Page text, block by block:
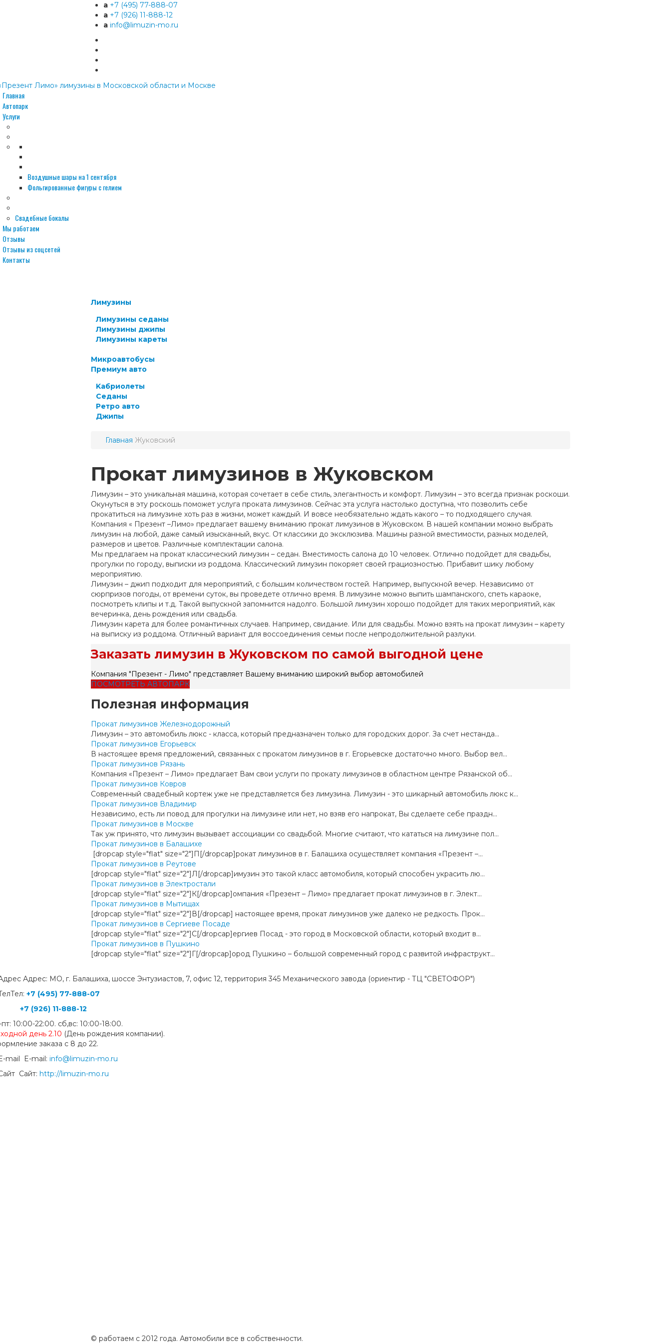
a +7 (495) 77-888-07
a +7 (926) 11-888-12
a info@limuzin-mo.ru
Главная
Автопарк
Услуги
Воздушные шары на 1 сентября
Фольгированные фигуры с гелием
Свадебные бокалы
Мы работаем
Отзывы
Отзывы из соцсетей
Контакты
Лимузины
Лимузины седаны
Лимузины джипы
Лимузины кареты
Микроавтобусы
Премиум авто
Kабриолеты
Cеданы
Ретро авто
Джипы
Главная Жуковский
Прокат лимузинов в Жуковском
Л имузин – это уникальная машина, которая сочетает в себе стиль, элегантность и комфорт. Лимузин – это всегда признак роскоши.
Окунуться в эту роскошь поможет услуга проката лимузинов. Сейчас эта услуга настолько доступна, что позволить себе
прокатиться на лимузине хоть раз в жизни, может каждый. И вовсе необязательно ждать какого – то подходящего случая.
Компания « Презент –Лимо» предлагает вашему вниманию прокат лимузинов в Жуковском. В нашей компании можно выбрать
лимузин на любой, даже самый изысканный, вкус. От классики до эксклюзива. Машины разной вместимости, разных моделей,
размеров и цветов. Различные комплектации салона.
Мы предлагаем на прокат классический лимузин – седан. Вместимость салона до 10 человек. Отлично подойдет для свадьбы,
прогулки по городу, выписки из роддома. Классический лимузин покоряет своей грациозностью. Прибавит шику любому
мероприятию.
Лимузин – джип подходит для мероприятий, с большим количеством гостей. Например, выпускной вечер. Независимо от
сюрпризов погоды, от времени суток, вы проведете отлично время. В лимузине можно выпить шампанского, спеть караоке,
посмотреть клипы и т.д. Такой выпускной запомнится надолго. Большой лимузин хорошо подойдет для таких мероприятий, как
вечеринка, день рождения или свадьба.
Лимузин карета для более романтичных случаев. Например, свидание. Или для свадьбы. Можно взять на прокат лимузин – карету
на выписку из роддома. Отличный вариант для воссоединения семьи после непродолжительной разлуки.
Заказать лимузин в Жуковском по самой выгодной цене
Компания "Презент - Лимо" представляет Вашему вниманию широкий выбор автомобилей
ПОСМОТРЕТЬ АВТОПАРК
Полезная информация
Прокат лимузинов Железнодорожный
Лимузин – это автомобиль люкс - класса, который предназначен только для городских дорог. За счет нестанда...
Прокат лимузинов Егорьевск
В настоящее время предложений, связанных с прокатом лимузинов в г. Егорьевске достаточно много. Выбор вел...
Прокат лимузинов Рязань
Компания «Презент – Лимо» предлагает Вам свои услуги по прокату лимузинов в областном центре Рязанской об...
Прокат лимузинов Ковров
Современный свадебный кортеж уже не представляется без лимузина. Лимузин - это шикарный автомобиль люкс к...
Прокат лимузинов Владимир
Независимо, есть ли повод для прогулки на лимузине или нет, но взяв его напрокат, Вы сделаете себе праздн...
Прокат лимузинов в Москве
Так уж принято, что лимузин вызывает ассоциации со свадьбой. Многие считают, что кататься на лимузине пол...
Прокат лимузинов в Балашихе
[dropcap style="flat" size="2"]П[/dropcap]рокат лимузинов в г. Балашиха осуществляет компания «Презент –...
Прокат лимузинов в Реутове
[dropcap style="flat" size="2"]Л[/dropcap]имузин это такой класс автомобиля, который способен украсить лю...
Прокат лимузинов в Электростали
[dropcap style="flat" size="2"]К[/dropcap]омпания «Презент – Лимо» предлагает прокат лимузинов в г. Элект...
Прокат лимузинов в Мытищах
[dropcap style="flat" size="2"]В[/dropcap] настоящее время, прокат лимузинов уже далеко не редкость. Прок...
Прокат лимузинов в Сергиеве Посаде
[dropcap style="flat" size="2"]С[/dropcap]ергиев Посад - это город в Московской области, который входит в...
Прокат лимузинов в Пушкино
[dropcap style="flat" size="2"]Г[/dropcap]ород Пушкино – большой современный город с развитой инфраструкт...
Адрес: МО, г. Балашиха, шоссе Энтузиастов, 7, офис 12, территория 345 Механического завода (ориентир - ТЦ "СВЕТОФОР")
Тел: +7 (495) 77-888-07
+7 (926) 11-888-12
10:00-22:00. сб,вс: 10:00-18:00.
день 2.10 (День рождения компании).
заказа с 8 до 22.
E-mail: info@limuzin-mo.ru
Сайт: http://limuzin-mo.ru
© работаем с 2012 года. Автомобили все в собственности.